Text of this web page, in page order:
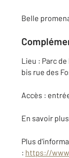
Belle
Lieu : Parc de
bis rue des
Accès :
En savoir
Plus
: https://